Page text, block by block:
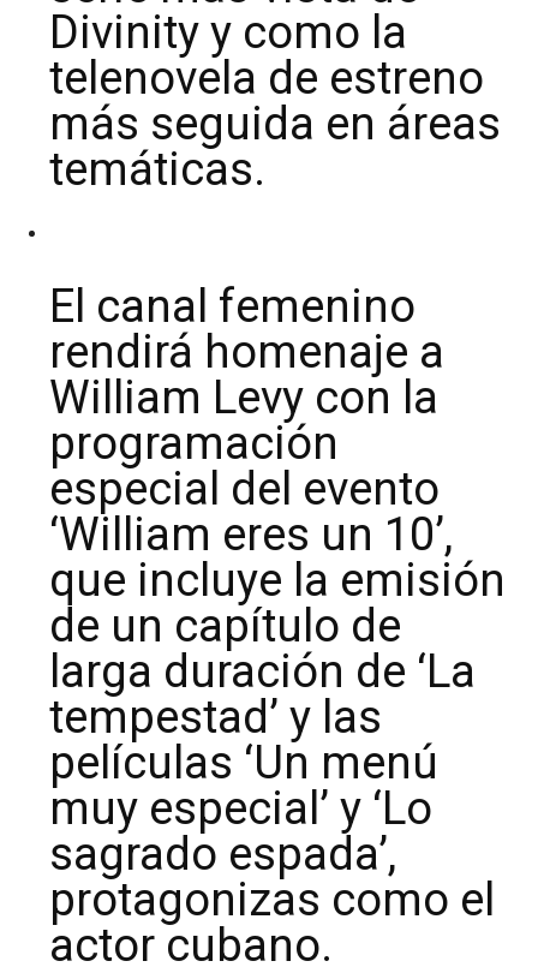
Divinity y como la
telenovela de estreno
más seguida en áreas
temáticas.
El canal femenino
rendirá homenaje a
William Levy con la
programación
especial del evento
‘William eres un 10’,
que incluye la emisión
de un capítulo de
larga duración de ‘La
tempestad’ y las
películas ‘Un menú
muy especial’ y ‘Lo
sagrado espada’,
protagonizas como el
actor cubano.